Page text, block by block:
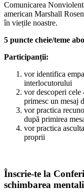
Comunicarea
american Marshall
în viețile noastre.
5 puncte cheie/teme
Participanții:
vor identifica
interlocutorului
vor descoperi cele
primesc un mesaj
vor practica
după primirea
vor practica
proprii
Înscrie-te la
schimbarea